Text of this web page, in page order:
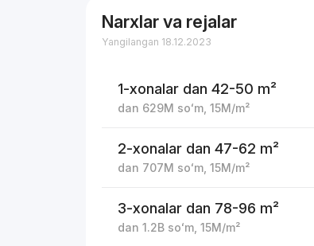
Narxlar va rejalar
Yangilangan 18.12.2023
1-xonalar dan 42-50 m²
dan 629M soʻm ,15M/m²
2-xonalar dan 47-62 m²
dan 707M soʻm ,15M/m²
3-xonalar dan 78-96 m²
dan1.2B soʻm ,15M/m²